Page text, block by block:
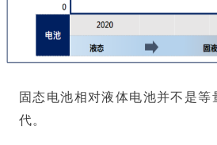
固态电池相对液体电池并不是
代。